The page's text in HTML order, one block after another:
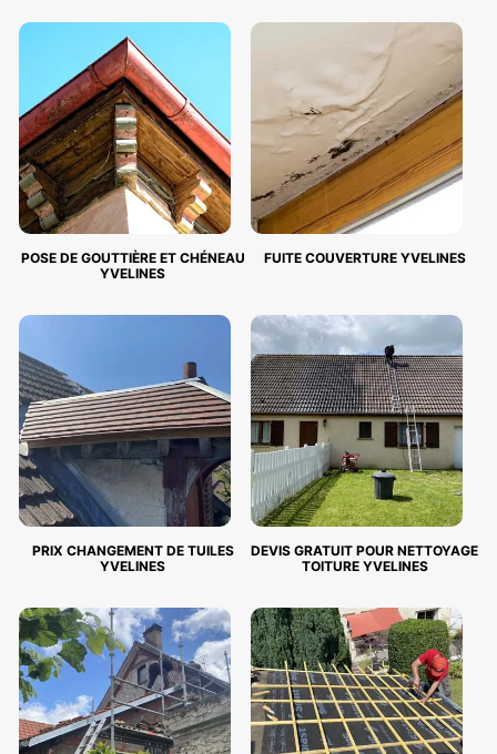
POSE DE GOUTTIÈRE ET CHÉNEAU
YVELINES
FUITE COUVERTURE YVELINES
PRIX CHANGEMENT DE TUILES
YVELINES
DEVIS GRATUIT POUR NETTOYAGE
TOITURE YVELINES